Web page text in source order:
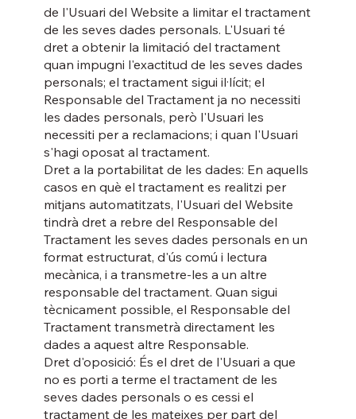
de l'Usuari del Website a limitar el tractament
de les seves dades personals. L'Usuari té
dret a obtenir la limitació del tractament
quan impugni l'exactitud de les seves dades
personals; el tractament sigui il·lícit; el
Responsable del Tractament ja no necessiti
les dades personals, però l'Usuari les
necessiti per a reclamacions; i quan l'Usuari
s'hagi oposat al tractament.
Dret a la portabilitat de les dades: En aquells
casos en què el tractament es realitzi per
mitjans automatitzats, l'Usuari del Website
tindrà dret a rebre del Responsable del
Tractament les seves dades personals en un
format estructurat, d'ús comú i lectura
mecànica, i a transmetre-les a un altre
responsable del tractament. Quan sigui
tècnicament possible, el Responsable del
Tractament transmetrà directament les
dades a aquest altre Responsable.
Dret d'oposició: És el dret de l'Usuari a que
no es porti a terme el tractament de les
seves dades personals o es cessi el
tractament de les mateixes per part del